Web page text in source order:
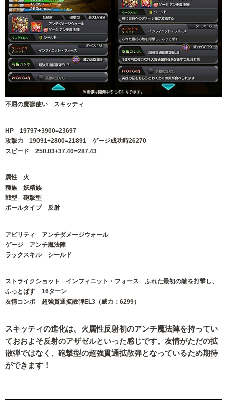
不屈の魔獣使い スキッティ
HP 19797+3900=23697
攻撃力 19091+2800=21891 ゲージ成功時26270
スピード 250.03+37.40=287.43
属性 火
種族 妖精族
戦型 砲撃型
ボールタイプ 反射
アビリティ アンチダメージウォール
ゲージ アンチ魔法陣
ラックスキル シールド
ストライクショット インフィニット・フォース ふれた最初の敵を打撃し、
ふっとばす 16ターン
友情コンボ 超強貫通拡散弾EL3（威力：6299）
スキッティの進化は、火属性反射初のアンチ魔法陣を持ってい
ておおよそ反射のアザゼルといった感じです。友情がただの拡
散弾ではなく、砲撃型の超強貫通拡散弾となっているため期待
ができます！